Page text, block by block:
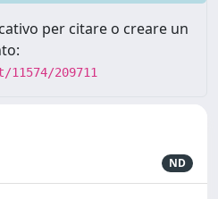
per citare o creare un
209711
ND